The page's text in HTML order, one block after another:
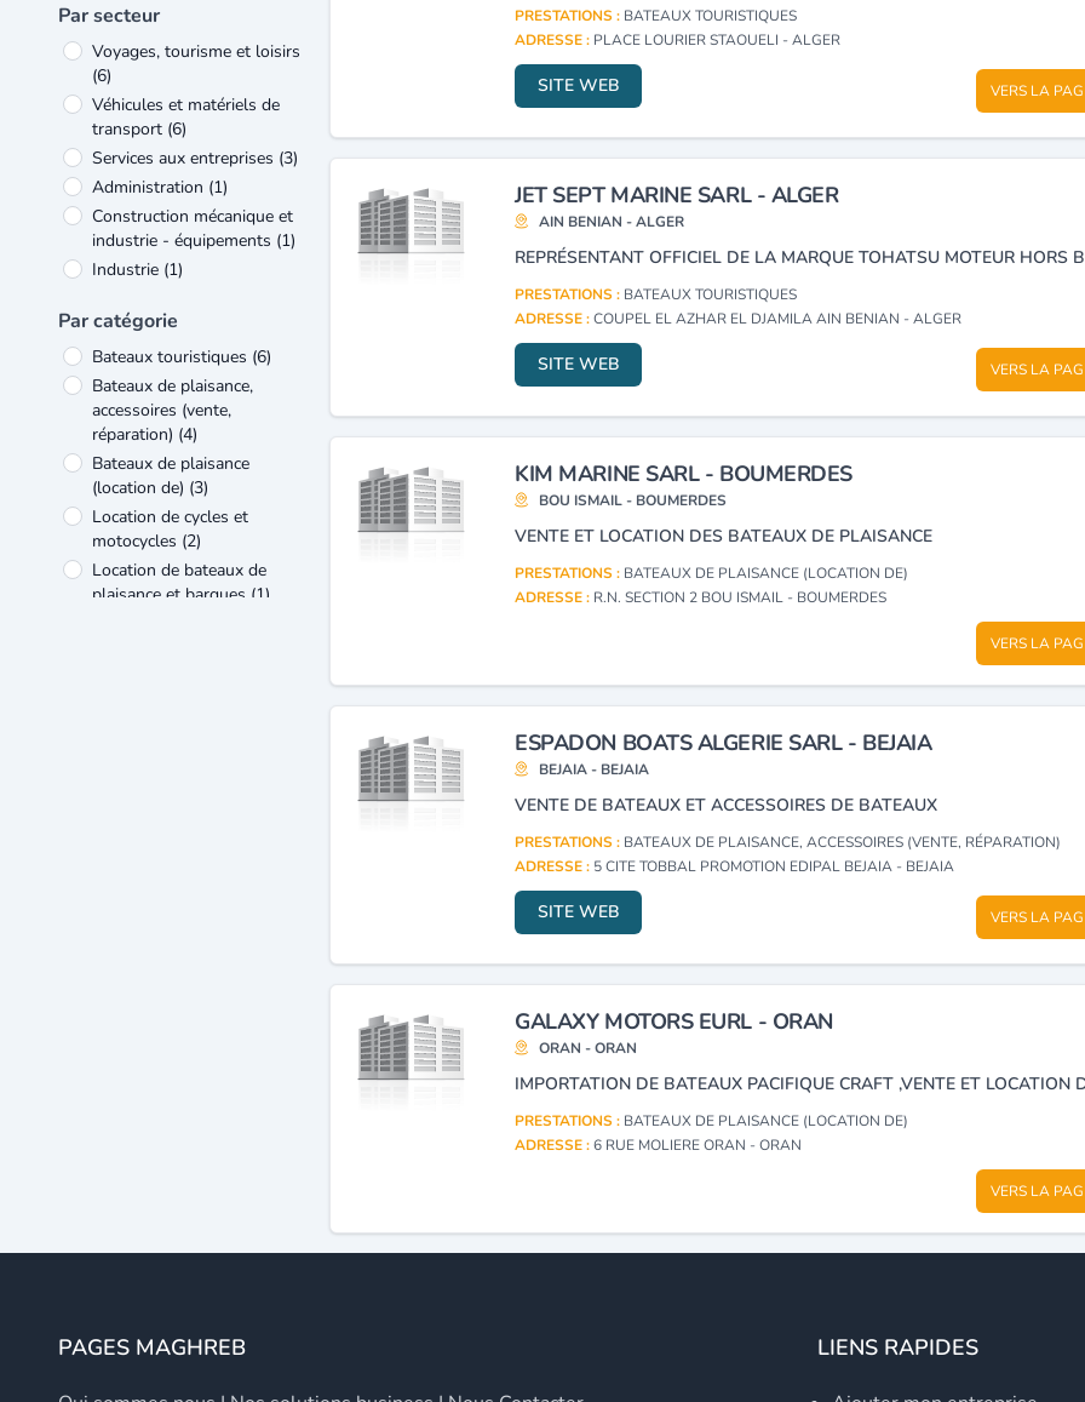
Par secteur
Voyages, tourisme et loisirs
(6)
Véhicules et matériels de
transport (6)
Services aux entreprises (3)
Administration (1)
Construction mécanique et
industrie - équipements (1)
Industrie (1)
Par catégorie
Bateaux touristiques (6)
Bateaux de plaisance,
accessoires (vente,
réparation) (4)
Bateaux de plaisance
(location de) (3)
Location de cycles et
motocycles (2)
Location de bateaux de
plaisance et barques (1)
PRESTATIONS : BATEAUX TOURISTIQUES
ADRESSE : PLACE LOURIER STAOUELI - ALGER
SITE WEB VERS LA
JET SEPT MARINE SARL - ALGER
AIN BENIAN - ALGER
REPRÉSENTANT OFFICIEL DE LA MARQUE TOHATSU MOTEUR HORS
PRESTATIONS : BATEAUX TOURISTIQUES
ADRESSE :COUPEL EL AZHAR EL DJAMILA AIN BENIAN - ALGER
SITE WEB VERS LA
KIM MARINE SARL - BOUMERDES
BOU ISMAIL - BOUMERDES
VENTE ET LOCATION DES BATEAUX DE PLAISANCE
PRESTATIONS : BATEAUX DE PLAISANCE (LOCATION DE)
ADRESSE : R.N. SECTION 2 BOU ISMAIL - BOUMERDES
VERS LA
ESPADON BOATS ALGERIE SARL - BEJAIA
BEJAIA - BEJAIA
VENTE DE BATEAUX ET ACCESSOIRES DE BATEAUX
PRESTATIONS : BATEAUX DE PLAISANCE, ACCESSOIRES (VENTE, RÉPARATION)
ADRESSE : 5 CITE TOBBAL PROMOTION EDIPAL BEJAIA - BEJAIA
SITE WEB VERS LA
GALAXY MOTORS EURL - ORAN
ORAN - ORAN
PRESTATIONS : BATEAUX DE PLAISANCE (LOCATION DE)
ADRESSE :6 RUE MOLIERE ORAN - ORAN
VERS LA
PAGES MAGHREB LIENS RAPIDES